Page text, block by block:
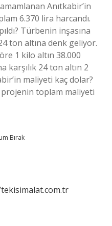
Anıtkabir’in
6.370 lira harcandı.
Türbenin inşasına
ton altına denk geliyor.
1 kilo altın 38.000
karşılık 24 ton altın 2
maliyeti kaç dolar?
projenin toplam maliyeti
Bırak